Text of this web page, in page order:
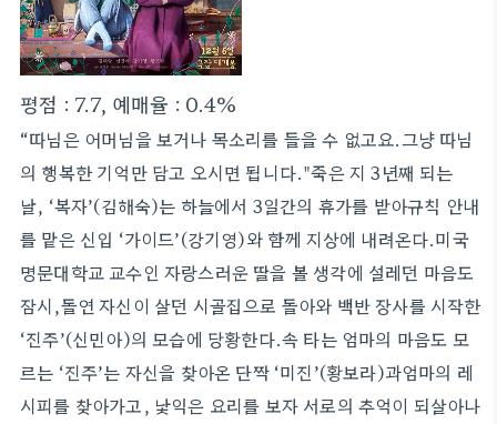
평점 : 7.7, 예매율 : 0.4%
“따님은 어머님을 보거나 목소리를 들을 수 없고요.그냥 따님
의 행복한 기억만 담고 오시면 됩니다."죽은 지 3년째 되는
날, ‘복자’(김해숙)는 하늘에서 3일간의 휴가를 받아규칙 안내
를 맡은 신입 ‘가이드’(강기영)와 함께 지상에 내려온다.미국
명문대학교 교수인 자랑스러운 딸을 볼 생각에 설레던 마음도
잠시,돌연 자신이 살던 시골집으로 돌아와 백반 장사를 시작한
‘진주’(신민아)의 모습에 당황한다.속 타는 엄마의 마음도 모
르는 ‘진주’는 자신을 찾아온 단짝 ‘미진’(황보라)과엄마의 레
시피를 찾아가고, 낯익은 요리를 보자 서로의 추억이 되살아나